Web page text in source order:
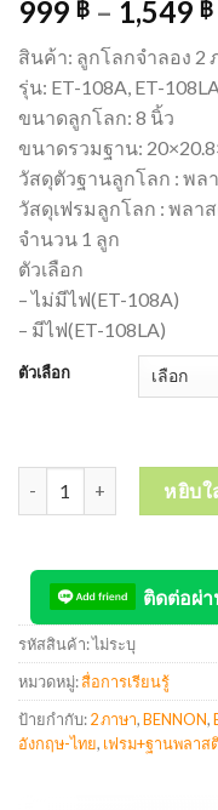
999 ฿ – 1,549 ฿
สินค้า: ลูกโลกจำลอง 2
รุ่น: ET-108A, ET-108LA
ขนาดลูกโลก: 8 นิ้ว
ขนาดรวมฐาน:
วัสดุตัวฐานลูกโลก : พล
วัสดุเฟรมลูกโลก : พลา
จำนวน 1 ลูก
ตัวเลือก
– ไม่มีไฟ(ET-108A)
– มีไฟ(ET-108LA)
ตัวเลือก
จำนวน BENNON หยิบใ
ติดต่อผ่า
รหัสสินค้า:ไม่ระบุ
หมวดหมู่:สื่อการเรียนรู้
ป้ายกำกับ:2 ภาษา,BENNON,
อังกฤษ-ไทย, เฟรม+ฐานพลาส